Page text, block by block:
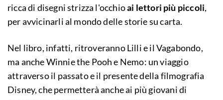
ricca di disegni strizza l'occhioai lettori più piccoli,
per avvicinarli al mondo delle storie su carta.
Nel libro, infatti, ritroveranno Lilli e il Vagabondo,
ma anche Winnie the Pooh e Nemo: un viaggio
attraverso il passato e il presente della filmografia
Disney, che permetterà anche ai più giovani di